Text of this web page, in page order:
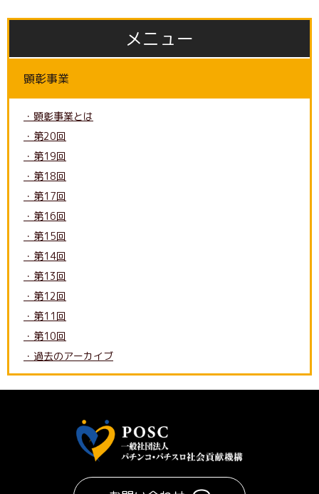
メニュー
顕彰事業
・顕彰事業とは
・第20回
・第19回
・第18回
・第17回
・第16回
・第15回
・第14回
・第13回
・第12回
・第11回
・第10回
・過去のアーカイブ